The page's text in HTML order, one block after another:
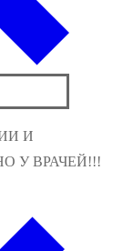
И
У ВРАЧЕЙ!!!